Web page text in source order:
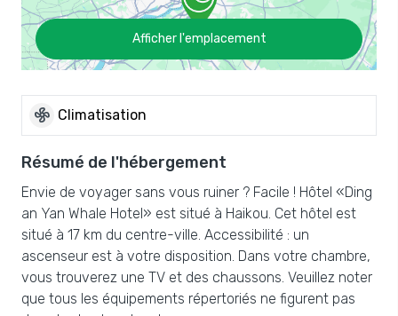
Afficher l'emplacement
mode_fan Climatisation
Résumé de l'hébergement
Envie de voyager sans vous ruiner ? Facile ! Hôtel «Ding
an Yan Whale Hotel» est situé à Haikou. Cet hôtel est
situé à 17 km du centre-ville. Accessibilité : un
ascenseur est à votre disposition. Dans votre chambre,
vous trouverez une TV et des chaussons. Veuillez noter
que tous les équipements répertoriés ne figurent pas